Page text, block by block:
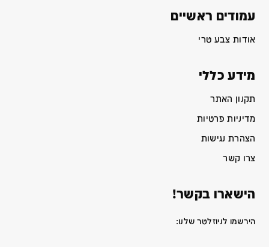
עמודים ראשיים
אודות צבע טרי
מידע כללי
תקנון האתר
מדיניות פרטיות
הצהרת נגישות
צרו קשר
הישארו בקשר!
הירשמו לניוזלטר שלנו: